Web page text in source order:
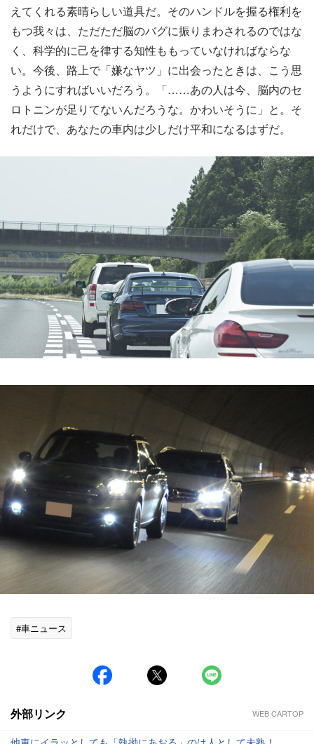
えてくれる素晴らしい道具だ。そのハンドルを握る権利を
もつ我々は、ただただ脳のバグに振りまわされるのではな
く、科学的に己を律する知性ももっていなければならな
い。今後、路上で「嫌なヤツ」に出会ったときは、こう思
うようにすればいいだろう。「……あの人は今、脳内のセ
ロトニンが足りてないんだろうな。かわいそうに」と。そ
れだけで、あなたの車内は少しだけ平和になるはずだ。
#車ニュース
外部リンク WEB CARTOP